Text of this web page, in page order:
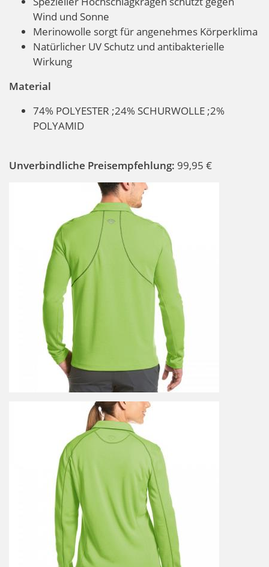
Wind und Sonne
Merinowolle sorgt für angenehmes Körperklima
Natürlicher UV Schutz und antibakterielle
Wirkung
Material
74% POLYESTER ;24% SCHURWOLLE ;2%
POLYAMID
Unverbindliche Preisempfehlung: 99,95 €